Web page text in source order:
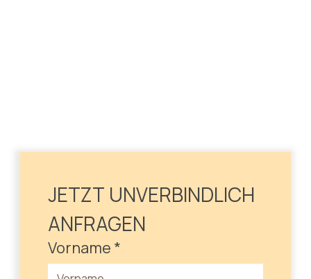
JETZT UNVERBINDLICH
ANFRAGEN
Vorname *